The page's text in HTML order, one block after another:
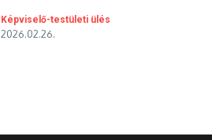
Képviselő-testületi ülés
2026.02.26.